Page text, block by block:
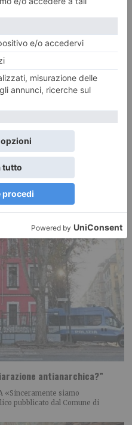
è realtà anche in
che anche se dell’opposizione
antianarchica?”
«Sinceramente siamo
pubblicato dal Comune di